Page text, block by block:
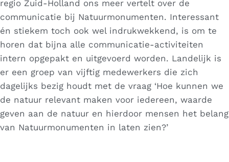
regio Zuid-Holland ons meer vertelt over de
communicatie bij Natuurmonumenten. Interessant
én stiekem toch ook wel indrukwekkend, is om te
horen dat bijna alle communicatie-activiteiten
intern opgepakt en uitgevoerd worden. Landelijk is
er een groep van vijftig medewerkers die zich
dagelijks bezig houdt met de vraag ‘Hoe kunnen we
de natuur relevant maken voor iedereen, waarde
geven aan de natuur en hierdoor mensen het belang
van Natuurmonumenten in laten zien?’